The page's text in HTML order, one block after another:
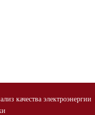
качества электроэнергии